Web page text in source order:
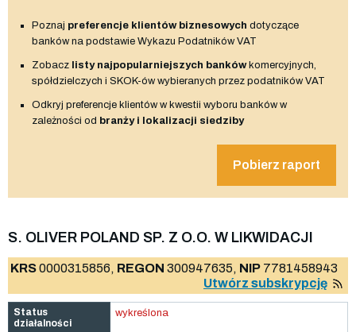
Poznaj preferencje klientów biznesowych dotyczące
banków na podstawie Wykazu Podatników VAT
Zobacz listy najpopularniejszych bankówkomercyjnych,
spółdzielczych i SKOK-ów wybieranych przez podatników VAT
Odkryj preferencje klientów w kwestii wyboru banków w
zależności od branży i lokalizacji siedziby
Pobierz raport
S. OLIVER POLAND SP. Z O.O. W LIKWIDACJI
KRS0000315856, REGON 300947635, NIP 7781458943
Utwórz subskrypcję
Status
działalności
wykreślona